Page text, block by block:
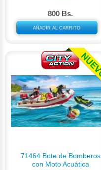
800 Bs.
AÑADIR AL CARRITO
71464 Bote de Bomberos
con Moto Acuática